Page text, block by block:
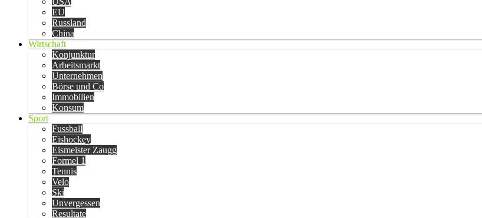
EU
Russland
China
Wirtschaft
Konjunktur
Arbeitsmarkt
Unternehmen
Börse und Co
Immobilien
Konsum
Sport
Fussball
Eishockey
Eismeister Zaugg
Formel 1
Tennis
Velo
Ski
Unvergessen
Resultate